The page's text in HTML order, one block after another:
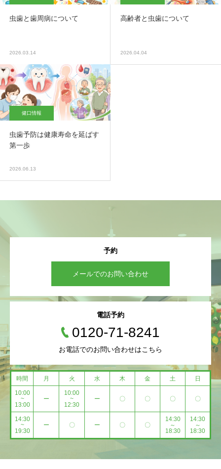
虫歯と歯周病について
2026.03.14
高齢者と虫歯について
2026.04.04
健口情報
虫歯予防は健康寿命を延ばす
第一歩
2026.06.13
予約
メールでのお問い合わせ
電話予約
0120-71-8241
お電話でのお問い合わせはこちら
時間 月 火 水 木 金 土 日
10:00
~
13:00
ー
10:00
~
12:30
ー 〇 〇 〇 〇
14:30
~
19:30
ー 〇 ー 〇 〇
14:30
～
18:30
14:30
～
18:30